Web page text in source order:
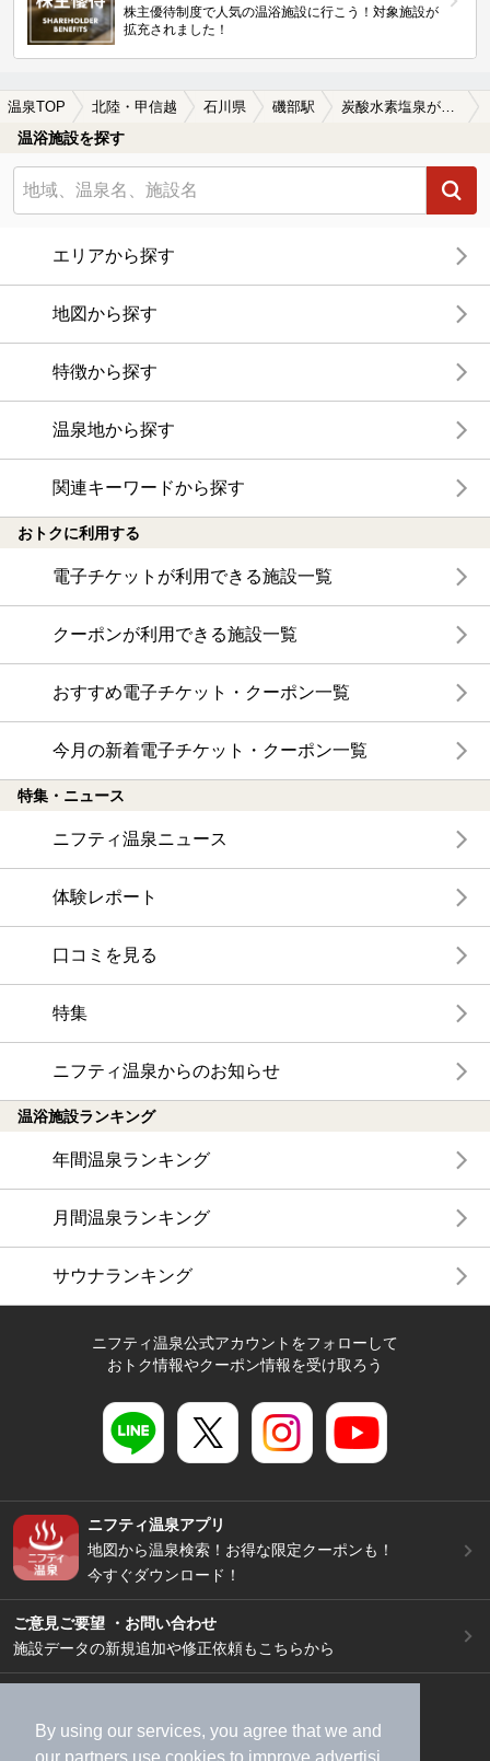
By using our services, you agree that we and
株主優待制度で人気の温浴施設に行こう！対象施設が
拡充されました！
温泉TOP 北陸・甲信越 石川県 磯部駅 炭酸水素塩泉が楽しめる磯部駅近くの温泉、日帰り温泉、スーパー銭湯おすすめ
温浴施設を探す
エリアから探す
地図から探す
特徴から探す
温泉地から探す
関連キーワードから探す
おトクに利用する
電子チケットが利用できる施設一覧
クーポンが利用できる施設一覧
おすすめ電子チケット・クーポン一覧
今月の新着電子チケット・クーポン一覧
特集・ニュース
ニフティ温泉ニュース
体験レポート
口コミを見る
特集
ニフティ温泉からのお知らせ
温浴施設ランキング
年間温泉ランキング
月間温泉ランキング
サウナランキング
ニフティ温泉公式アカウントをフォローして
おトク情報やクーポン情報を受け取ろう
ニフティ温泉アプリ
地図から温泉検索！お得な限定クーポンも！
今すぐダウンロード！
ご意見ご要望 ・お問い合わせ
施設データの新規追加や修正依頼もこちらから
加盟店募集（資料請求）
広告出稿のご案内